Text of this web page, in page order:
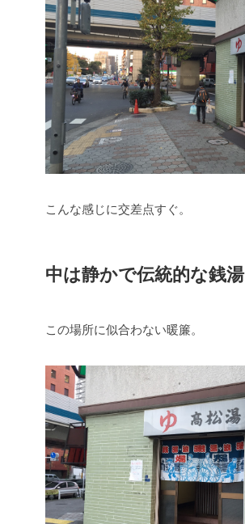
こんな感じに交差点すぐ。
中は静かで伝統的な銭湯
この場所に似合わない暖簾。